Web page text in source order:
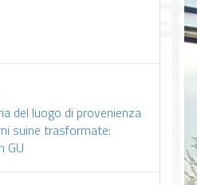
del luogo di provenienza
suine trasformate:
GU